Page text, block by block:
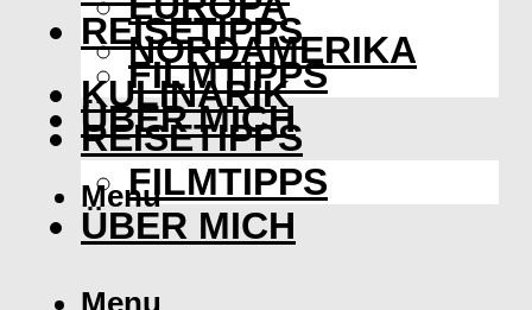
REISETIPPS
FILMTIPPS
ÜBER MICH
Menu
NORDAMERIKA
KULINARIK
REISETIPPS
FILMTIPPS
ÜBER MICH
Menu